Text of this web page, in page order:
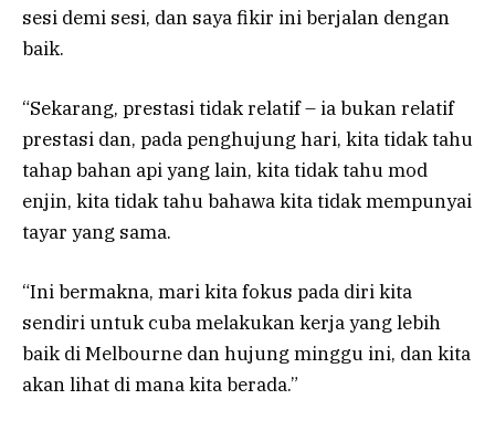
sesi demi sesi, dan saya fikir ini berjalan dengan
baik.
“Sekarang, prestasi tidak relatif – ia bukan relatif
prestasi dan, pada penghujung hari, kita tidak tahu
tahap bahan api yang lain, kita tidak tahu mod
enjin, kita tidak tahu bahawa kita tidak mempunyai
tayar yang sama.
“Ini bermakna, mari kita fokus pada diri kita
sendiri untuk cuba melakukan kerja yang lebih
baik di Melbourne dan hujung minggu ini, dan kita
akan lihat di mana kita berada.”